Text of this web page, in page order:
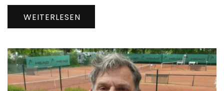
WEITERLESEN